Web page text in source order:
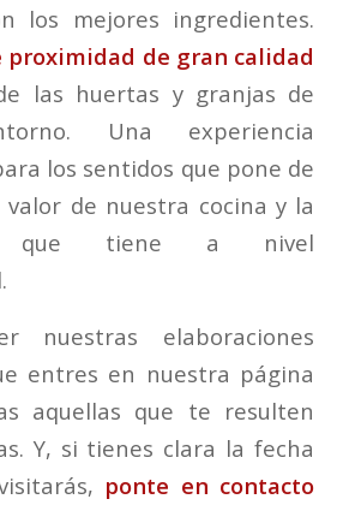
los mejores ingredientes.
proximidad de gran calidad
las huertas y granjas de
Una experiencia
los sentidos que pone de
de nuestra cocina y la
que tiene a nivel
nuestras elaboraciones
entres en nuestra página
aquellas que te resulten
Y, si tienes clara la fecha
ponte en contacto